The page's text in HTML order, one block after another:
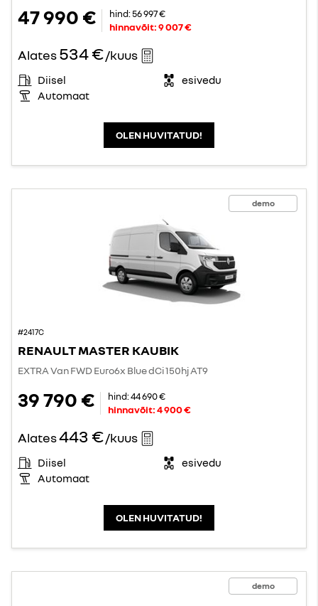
47 990 € hind:56 997 €
hinnavõit:9 007 €
Alates534 €/kuus
Diisel
esivedu
Automaat
OLEN HUVITATUD!
demo
#2417C
RENAULT MASTER KAUBIK
EXTRA Van FWD Euro6x Blue dCi 150hj AT9
39 790 € hind:44 690 €
hinnavõit:4 900 €
Alates443 €/kuus
Diisel
esivedu
Automaat
OLEN HUVITATUD!
demo